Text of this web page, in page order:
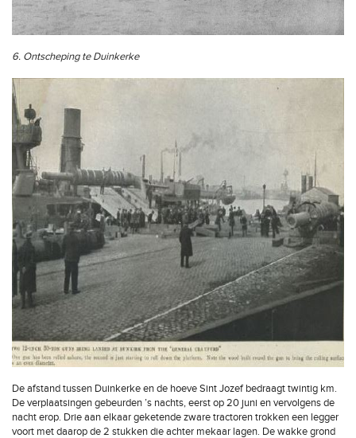
6. Ontscheping te Duinkerke
De afstand tussen Duinkerke en de hoeve Sint Jozef bedraagt twintig km.
De verplaatsingen gebeurden ’s nachts, eerst op 20 juni en vervolgens de
nacht erop. Drie aan elkaar geketende zware tractoren trokken een legger
voort met daarop de 2 stukken die achter mekaar lagen. De wakke grond